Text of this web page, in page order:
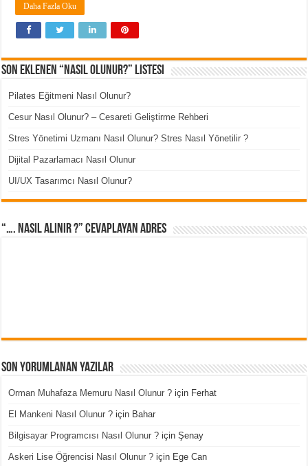
Daha Fazla Oku
Son Eklenen “Nasıl Olunur?” Listesi
Pilates Eğitmeni Nasıl Olunur?
Cesur Nasıl Olunur? – Cesareti Geliştirme Rehberi
Stres Yönetimi Uzmanı Nasıl Olunur? Stres Nasıl Yönetilir ?
Dijital Pazarlamacı Nasıl Olunur
UI/UX Tasarımcı Nasıl Olunur?
“…. Nasıl Alınır ?” cevaplayan adres
Son Yorumlanan Yazılar
Orman Muhafaza Memuru Nasıl Olunur ? için Ferhat
El Mankeni Nasıl Olunur ? için Bahar
Bilgisayar Programcısı Nasıl Olunur ? içinŞenay
Askeri Lise Öğrencisi Nasıl Olunur ? için Ege Can